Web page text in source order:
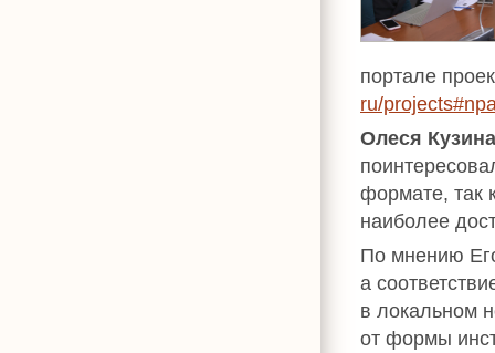
портале
ru/
Олеся Кузина
формате, так
наиболее
По мнению
а
в локальном
от формы